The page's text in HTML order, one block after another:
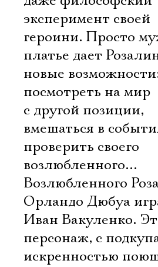
эксперимент своей
героини. Просто
платье дает
новые
посмотреть на мир
с другой позиции,
вмешаться в
проверить своего
возлюбленного…
Возлюбленного
Орландо Дюбуа
Иван Вакуленко.
персонаж, с
искренностью